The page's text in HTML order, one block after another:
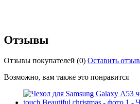
Отзывы
Отзывы покупателей (0) Оставить отзыв
Возможно, вам также это понравится